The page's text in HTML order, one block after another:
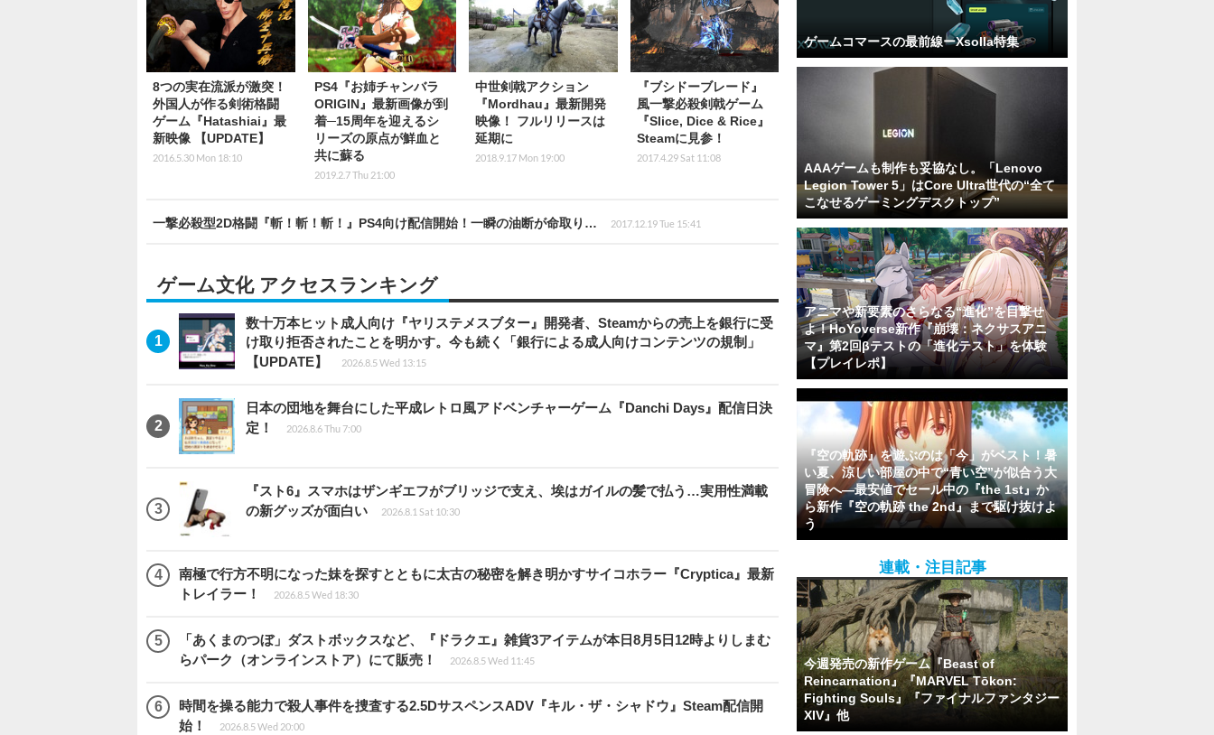
8つの実在流派が激突！
外国人が作る剣術格闘
ゲーム『Hatashiai』最
新映像 【UPDATE】
2016.5.30 Mon 18:10
PS4『お姉チャンバラ
ORIGIN』最新画像が到
着─15周年を迎えるシ
リーズの原点が鮮血と
共に蘇る
2019.2.7 Thu 21:00
中世剣戟アクション
『Mordhau』最新開発
映像！ フルリリースは
延期に
2018.9.17 Mon 19:00
『ブシドーブレード』
風一撃必殺剣戟ゲーム
『Slice, Dice & Rice』
Steamに見参！
2017.4.29 Sat 11:08
一撃必殺型2D格闘『斬！斬！斬！』PS4向け配信開始！一瞬の油断が命取り… 2017.12.19 Tue 15:41
ゲーム文化 アクセスランキング
数十万本ヒット成人向け『ヤリステメスブター』開発者、Steamからの売上を銀行に受
け取り拒否されたことを明かす。今も続く「銀行による成人向けコンテンツの規制」
【UPDATE】
2026.8.5 Wed 13:15
日本の団地を舞台にした平成レトロ風アドベンチャーゲーム『Danchi Days』配信日決
定！
2026.8.6 Thu 7:00
『スト6』スマホはザンギエフがブリッジで支え、埃はガイルの髪で払う…実用性満載
の新グッズが面白い
2026.8.1 Sat 10:30
南極で行方不明になった妹を探すとともに太古の秘密を解き明かすサイコホラー『Cryptica』最新
トレイラー！
2026.8.5 Wed 18:30
「あくまのつぼ」ダストボックスなど、『ドラクエ』雑貨3アイテムが本日8月5日12時よりしまむ
らパーク（オンラインストア）にて販売！
2026.8.5 Wed 11:45
時間を操る能力で殺人事件を捜査する2.5DサスペンスADV『キル・ザ・シャドウ』Steam配信開
始！
2026.8.5 Wed 20:00
ゲームコマースの最前線ーXsolla特集
AAAゲームも制作も妥協なし。「Lenovo
Legion Tower 5」はCore Ultra世代の“全て
こなせるゲーミングデスクトップ”
アニマや新要素のさらなる“進化”を目撃せ
よ！HoYoverse新作『崩壊：ネクサスアニ
マ』第2回βテストの「進化テスト」を体験
【プレイレポ】
『空の軌跡』を遊ぶのは「今」がベスト！暑
い夏、涼しい部屋の中で“青い空”が似合う大
冒険へ―最安値でセール中の『the 1st』か
ら新作『空の軌跡 the 2nd』まで駆け抜けよ
う
連載・注目記事
今週発売の新作ゲーム『Beast of
Reincarnation』『MARVEL Tōkon:
Fighting Souls』『ファイナルファンタジー
XIV』他